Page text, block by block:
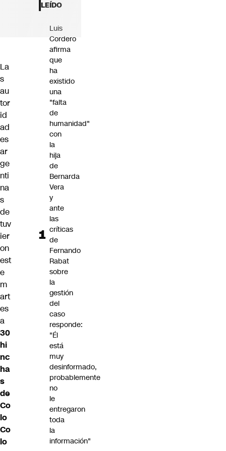
La
s
au
tor
id
ad
es
ar
ge
nti
na
s
de
tuv
ier
on
est
e
m
art
es
a
30
hi
nc
ha
s
de
Co
lo
Co
lo
LEÍDO
Luis
Cordero
afirma
que
ha
existido
una
"falta
de
humanidad"
con
la
hija
de
Bernarda
Vera
y
ante
las
críticas
de
Fernando
Rabat
sobre
la
gestión
del
caso
responde:
"Él
está
muy
desinformado,
probablemente
no
le
entregaron
toda
la
información"